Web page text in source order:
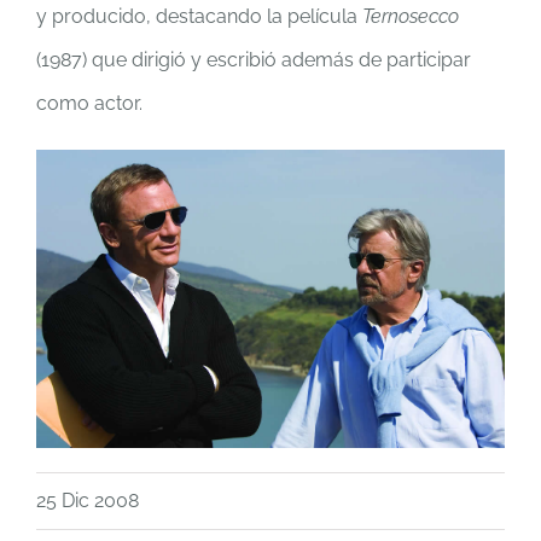
y producido, destacando la película Ternosecco
(1987) que dirigió y escribió además de participar
como actor.
25 Dic 2008